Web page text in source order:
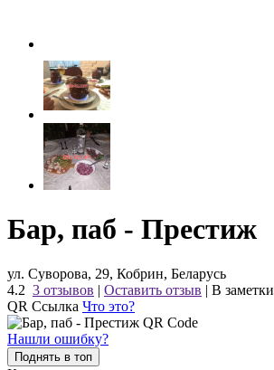
Бар, паб - Престиж
ул. Суворова, 29, Кобрин, Беларусь
4.2 3 отзывов | Оставить отзыв | В заметки
QR Ссылка Что это?
Нашли ошибку?
Поднять в топ